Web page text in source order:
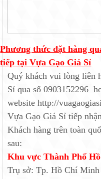
Phương thức đặt hàng
tiếp tại Vựa Gạo Giá Sỉ
Quý khách vui lòng liên
Sỉ qua số 0903152296
website http://
Vựa Gạo Giá Sỉ tiếp
Khách hàng trên toàn
sau:
Khu vực Thành Phố
Trụ sở: Tp. Hồ Chí Minh